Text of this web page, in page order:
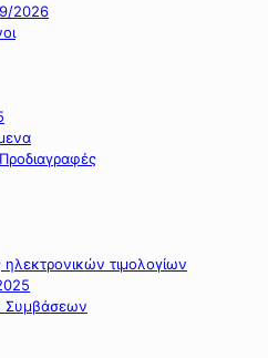
2026
τιμολογίων
Συμβάσεων